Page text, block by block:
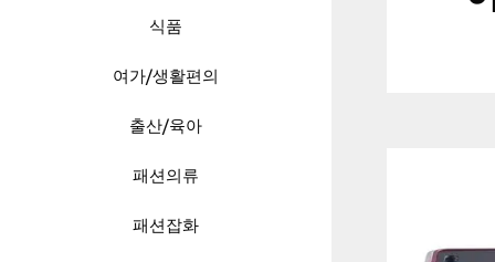
식품
여가/생활편의
출산/육아
패션의류
패션잡화